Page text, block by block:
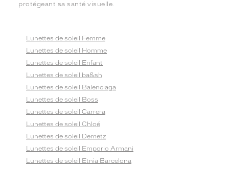
protégeant sa santé visuelle.
Lunettes de soleil Femme
Lunettes de soleil Homme
Lunettes de soleil Enfant
Lunettes de soleil ba&sh
Lunettes de soleil Balenciaga
Lunettes de soleil Boss
Lunettes de soleil Carrera
Lunettes de soleil Chloé
Lunettes de soleil Demetz
Lunettes de soleil Emporio Armani
Lunettes de soleil Etnia Barcelona